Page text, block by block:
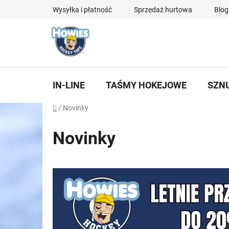
Wysyłka i płatność Sprzedaż hurtowa Blog
IN-LINE TAŚMY HOKEJOWE
Home
/ Novinky
Novinky
L